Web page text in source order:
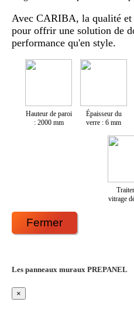
Avec CARIBA, la qualité et
pour offrir une solution de
performance qu'en style.
Hauteur de paroi
: 2000 mm
Épaisseur du
verre : 6 mm
vitrage
Fermer
Les panneaux muraux PREPANEL
×